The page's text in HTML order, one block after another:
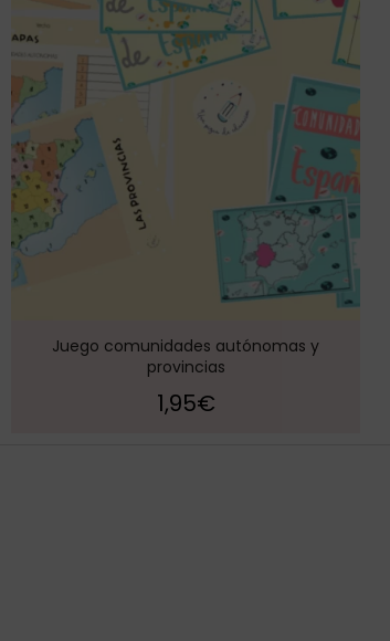
Juego comunidades autónomas y
provincias
1,95€